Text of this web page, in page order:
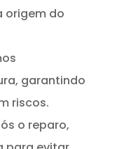
origem do
garantindo
riscos.
o reparo,